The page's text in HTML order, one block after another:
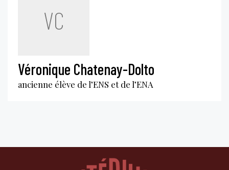
VC
Véronique Chatenay-Dolto
ancienne élève de l’ENS et de l’ENA